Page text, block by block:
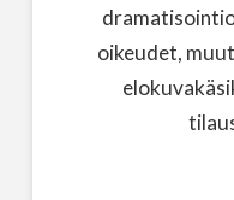
oikeudet,